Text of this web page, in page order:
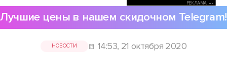
РЕКЛАМА •••
Лучшие цены в нашем скидочном Telegram!
НОВОСТИ 14:53, 21 октября 2020